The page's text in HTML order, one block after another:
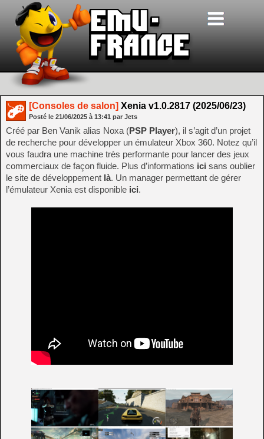
[Consoles de salon] Xenia v1.0.2817 (2025/06/23)
Posté le 21/06/2025 à 13:41 par Jets
Créé par Ben Vanik alias Noxa (PSP Player), il s’agit d’un projet
de recherche pour développer un émulateur Xbox 360. Notez qu’il
vous faudra une machine très performante pour lancer des jeux
commerciaux de façon fluide. Plus d’informations ici sans oublier
le site de développement là. Un manager permettant de gérer
l’émulateur Xenia est disponible ici.